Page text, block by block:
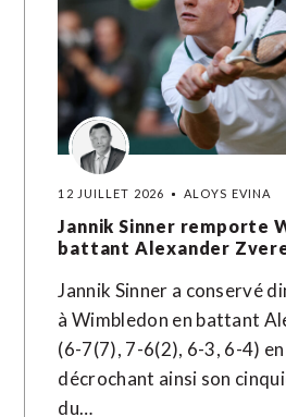
12 JUILLET 2026 ALOYS EVINA
Jannik Sinner remporte
battant Alexander
Jannik Sinner a conservé
à Wimbledon en battant
(6-7(7), 7-6(2), 6-3, 6-4)
décrochant ainsi son
du…